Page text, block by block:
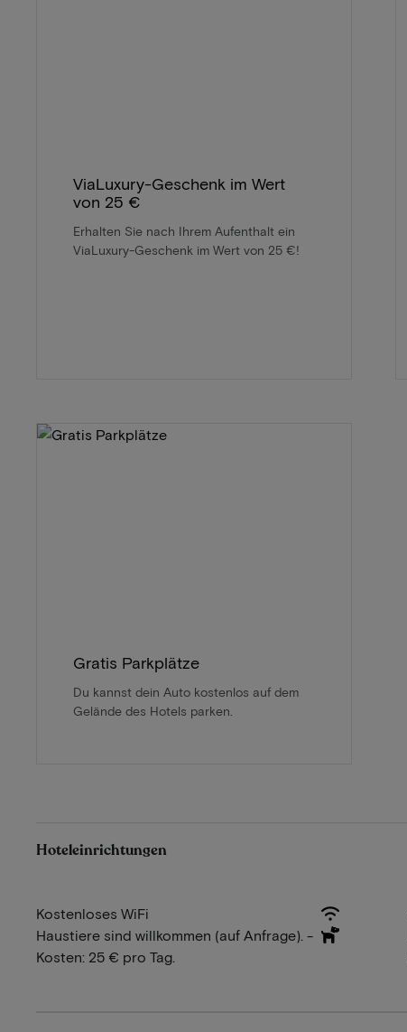
ViaLuxury-Geschenk im Wert
von 25 €
Erhalten Sie nach Ihrem Aufenthalt ein
ViaLuxury-Geschenk im Wert von 25 €!
Gratis Parkplätze
Du kannst dein Auto kostenlos auf dem
Gelände des Hotels parken.
Hoteleinrichtungen
Kostenloses WiFi
Haustiere sind willkommen (auf Anfrage). -
Kosten: 25 € pro Tag.